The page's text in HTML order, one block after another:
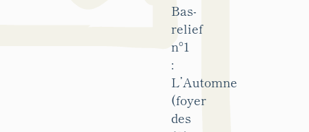
Bas-
relief
n°1
:
L’Automne
(foyer
des